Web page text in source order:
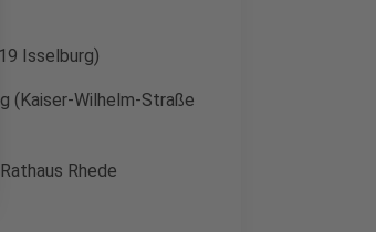
Isselburg)
(Kaiser-Wilhelm-Straße
Rhede